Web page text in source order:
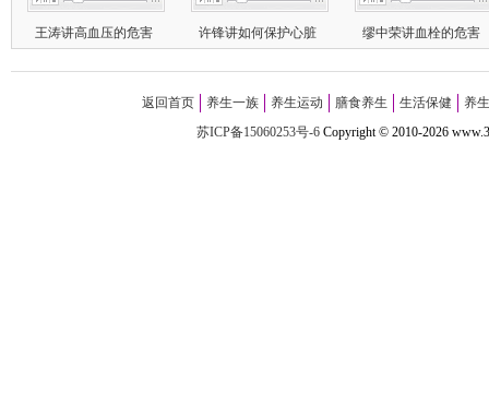
王涛讲高血压的危害 许锋讲如何保护心脏 缪中荣讲血栓的危害
返回首页 养生一族 养生运动 膳食养生 生活保健
养
苏ICP备15060253号-6Copyright©2010-2026